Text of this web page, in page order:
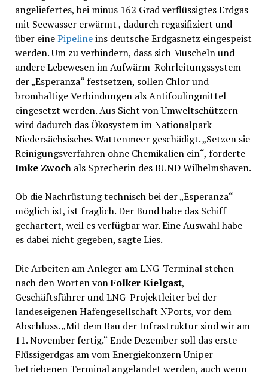
angeliefertes, bei minus 162 Grad verflüssigtes Erdgas
mit Seewasser erwärmt , dadurch regasifiziert und
über einePipelineins deutsche Erdgasnetz eingespeist
werden. Um zu verhindern, dass sich Muscheln und
andere Lebewesen im Aufwärm-Rohrleitungssystem
der „Esperanza“ festsetzen, sollen Chlor und
bromhaltige Verbindungen als Antifoulingmittel
eingesetzt werden. Aus Sicht von Umweltschützern
wird dadurch das Ökosystem im Nationalpark
Niedersächsisches Wattenmeer geschädigt. „Setzen sie
Reinigungsverfahren ohne Chemikalien ein“, forderte
Imke Zwochals Sprecherin des BUND Wilhelmshaven.
Ob die Nachrüstung technisch bei der „Esperanza“
möglich ist, ist fraglich. Der Bund habe das Schiff
gechartert, weil es verfügbar war. Eine Auswahl habe
es dabei nicht gegeben, sagte Lies.
Die Arbeiten am Anleger am LNG-Terminal stehen
nach den Worten vonFolker Kielgast,
Geschäftsführer und LNG-Projektleiter bei der
landeseigenen Hafengesellschaft NPorts, vor dem
Abschluss. „Mit dem Bau der Infrastruktur sind wir am
11. November fertig.“ Ende Dezember soll das erste
Flüssigerdgas am vom Energiekonzern Uniper
betriebenen Terminal angelandet werden, auch wenn